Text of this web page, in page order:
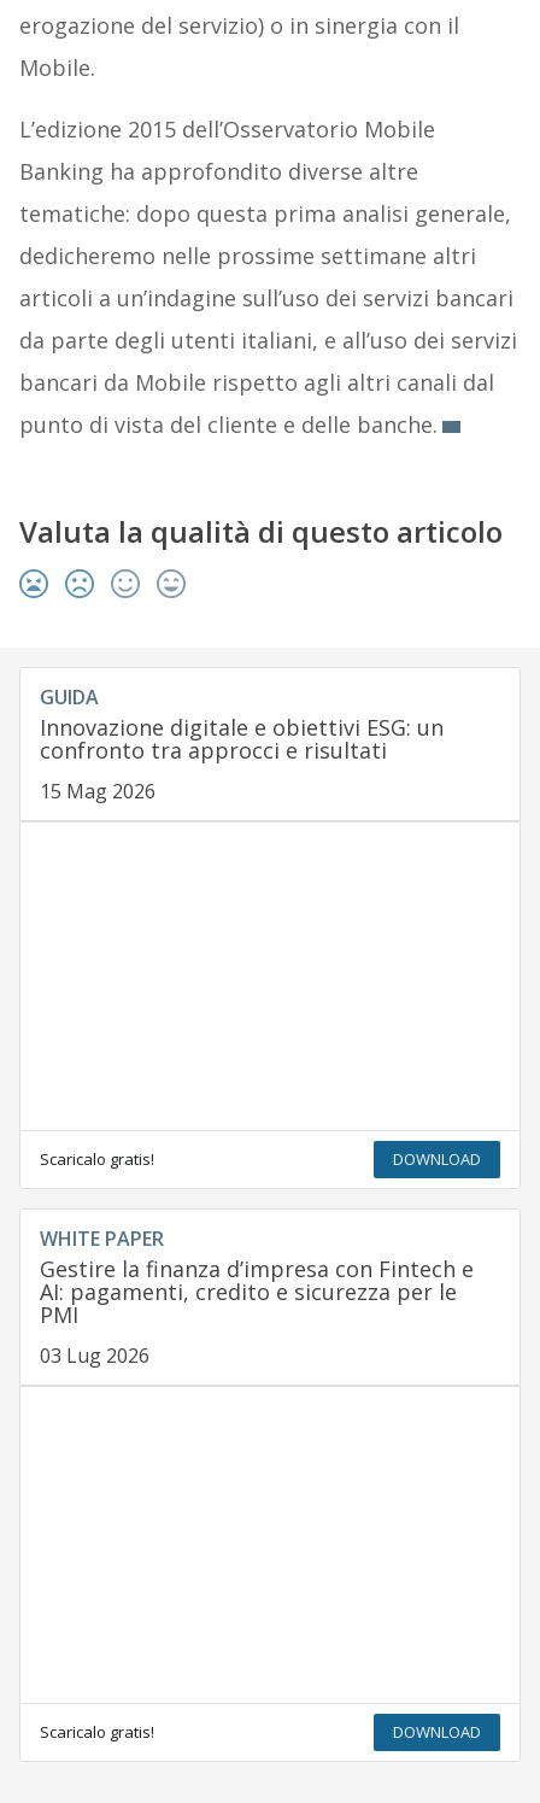
erogazione del servizio) o in sinergia con il
Mobile.
L’edizione 2015 dell’Osservatorio Mobile
Banking ha approfondito diverse altre
tematiche: dopo questa prima analisi generale,
dedicheremo nelle prossime settimane altri
articoli a un’indagine sull’uso dei servizi bancari
da parte degli utenti italiani, e all’uso dei servizi
bancari da Mobile rispetto agli altri canali dal
punto di vista del cliente e delle banche.
Valuta la qualità di questo articolo
GUIDA
Innovazione digitale e obiettivi ESG: un
confronto tra approcci e risultati
15 Mag 2026
Scaricalo gratis! DOWNLOAD
WHITE PAPER
Gestire la finanza d’impresa con Fintech e
AI: pagamenti, credito e sicurezza per le
PMI
03 Lug 2026
Scaricalo gratis! DOWNLOAD